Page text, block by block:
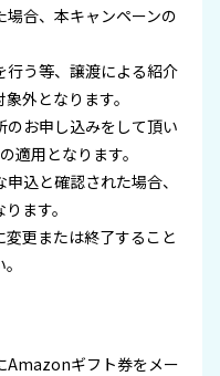
合、本キャンペーンの
行う等、譲渡による紹介
外となります。
お申し込みをして頂い
適用となります。
込と確認された場合、
ます。
更または終了すること
Amazonギフト券をメー